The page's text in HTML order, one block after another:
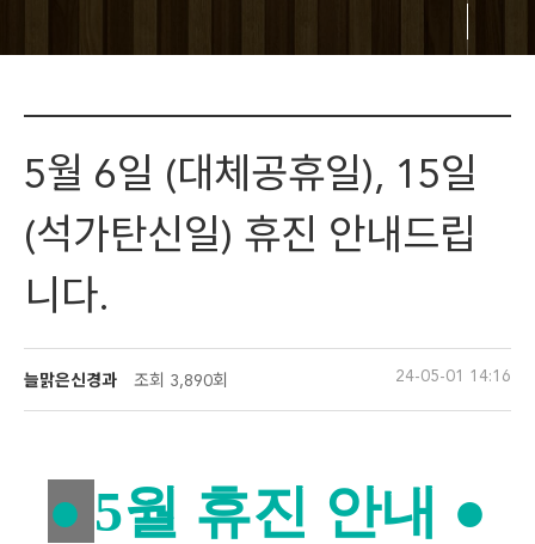
5월 6일 (대체공휴일), 15일
(석가탄신일) 휴진 안내드립
니다.
늘맑은신경과 조회 3,890회 24-05-01 14:16
● 5월 휴진 안내 ●